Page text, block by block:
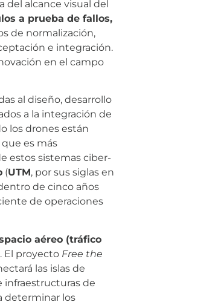
del alcance visual del
a prueba de fallos,
de normalización,
e integración.
en el campo
al diseño, desarrollo
a la integración de
los drones están
que es más
estos sistemas ciber-
(UTM, por sus siglas en
de cinco años
de operaciones
aéreo (tráfico
. El proyecto Free the
las islas de
infraestructuras de
determinar los